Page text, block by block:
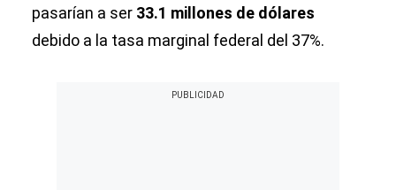
pasarían a ser 33.1 millones de dólares
debido a la tasa marginal federal del 37%.